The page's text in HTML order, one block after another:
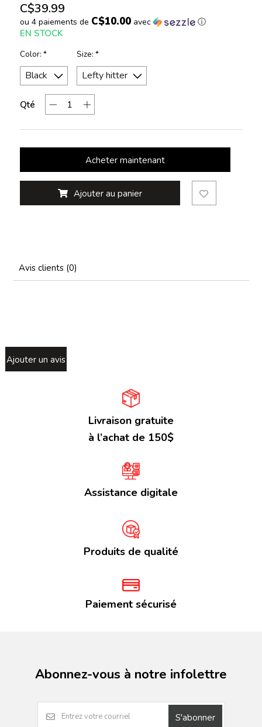
C$39.99
ou 4 paiements de C$10.00avec ⓘ
EN STOCK
Color: * Size: *
Qté
Acheter maintenant
Ajouter au panier
Avis clients (0)
Ajouter un avis
Livraison gratuite
à l’achat de 150$
Assistance digitale
Produits de qualité
Paiement sécurisé
Abonnez-vous à notre infolettre
S'abonner